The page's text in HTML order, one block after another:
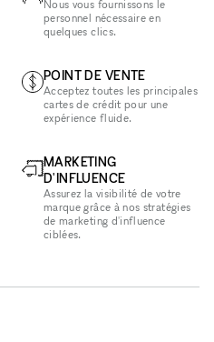
Nous vous fournissons le
personnel nécessaire en
quelques clics.
POINT DE VENTE
Acceptez toutes les principales
cartes de crédit pour une
expérience fluide.
MARKETING
D'INFLUENCE
Assurez la visibilité de votre
marque grâce à nos stratégies
de marketing d'influence
ciblées.